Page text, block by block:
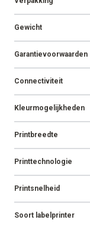
Gewicht
Garantievoorwaarden
Connectiviteit
Kleurmogelijkheden
Printbreedte
Printtechnologie
Printsnelheid
Soort labelprinter